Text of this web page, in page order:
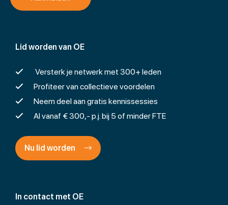
In contact met OE
Lid worden van OE
Versterk je netwerk met 300+ leden
Profiteer van collectieve voordelen
Neem deel aan gratis kennissessies
Al vanaf € 300,- p.j. bij 5 of minder FTE
Nu lid worden